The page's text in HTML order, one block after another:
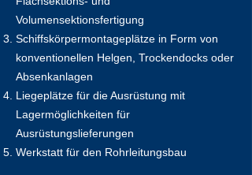
Volumensektionsfertigung
Schiffskörpermontageplätze in Form von
konventionellen Helgen, Trockendocks oder
Absenkanlagen
Liegeplätze für die Ausrüstung mit
Lagermöglichkeiten für
Ausrüstungslieferungen
Werkstatt für den Rohrleitungsbau